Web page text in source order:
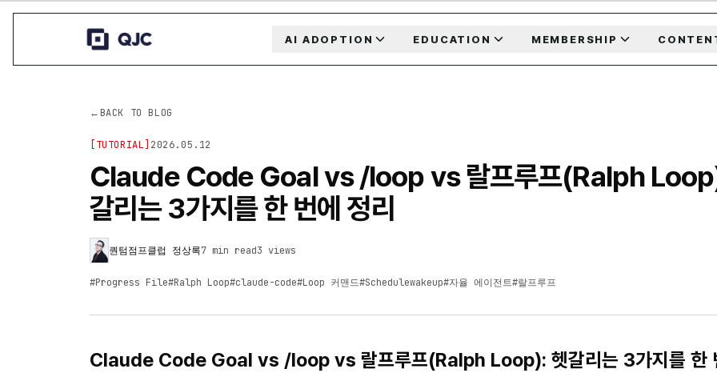
AI ADOPTION EDUCATION MEMBERSHIP
← BACK TO BLOG
TUTORIAL 2026.05.12
Claude Code Goal vs /loop vs 랄프루프(Ralph
갈리는 3가지를 한 번에 정리
퀀텀점프클럽 정상록7 min read3 views
#Progress File#Ralph Loop#claude-code#Loop 커맨드#Schedulewakeup#자율 에이전트#랄프루프
Claude Code Goal vs /loop vs 랄프루프(Ralph Loop): 헷갈리는 3가지를 한